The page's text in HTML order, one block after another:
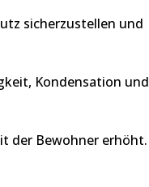
sicherzustellen und
Kondensation und
der Bewohner erhöht.